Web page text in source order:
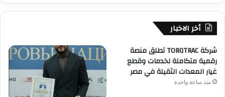
أخر الاخبار
شركة TORQTRAC تطلق منصة
رقمية متكاملة لخدمات وقطع
غيار المعدات الثقيلة في مصر
منذ ساعة واحدة